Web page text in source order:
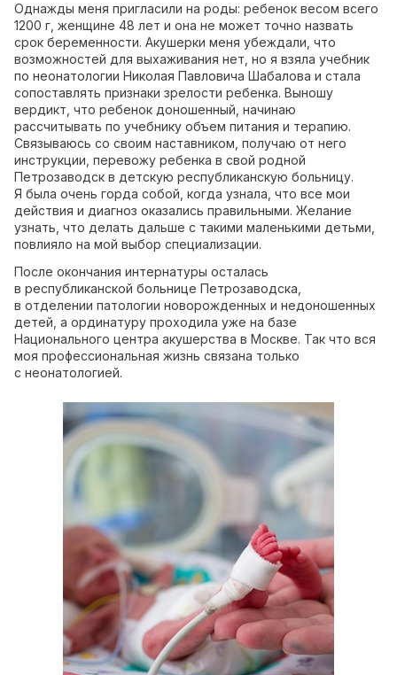
Однажды меня пригласили на роды: ребенок весом всего
1200 г, женщине 48 лет и она не может точно назвать
срок беременности. Акушерки меня убеждали, что
возможностей для выхаживания нет, но я взяла учебник
по неонатологии Николая Павловича Шабалова и стала
сопоставлять признаки зрелости ребенка. Выношу
вердикт, что ребенок доношенный, начинаю
рассчитывать по учебнику объем питания и терапию.
Связываюсь со своим наставником, получаю от него
инструкции, перевожу ребенка в свой родной
Петрозаводск в детскую республиканскую больницу.
Я была очень горда собой, когда узнала, что все мои
действия и диагноз оказались правильными. Желание
узнать, что делать дальше с такими маленькими детьми,
повлияло на мой выбор специализации.
После окончания интернатуры осталась
в республиканской больнице Петрозаводска,
в отделении патологии новорожденных и недоношенных
детей, а ординатуру проходила уже на базе
Национального центра акушерства в Москве. Так что вся
моя профессиональная жизнь связана только
с неонатологией.